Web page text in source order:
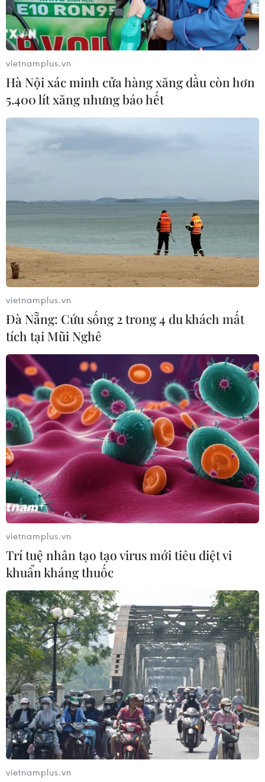
20/09/2023 08:31
Lương Tuấn Cường luôn mong muốn góp phần xây
dựng một cộng đồng những người khuyết tật sống có
ích, đóng góp giá trị ngày càng nhiều cho xã hội.
vietnamplus.vn
Hà Nội xác minh cửa hàng xăng dầu còn hơn
5.400 lít xăng nhưng báo hết
vietnamplus.vn
Đà Nẵng: Cứu sống 2 trong 4 du khách mất
tích tại Mũi Nghê
vietnamplus.vn
Trí tuệ nhân tạo tạo virus mới tiêu diệt vi
khuẩn kháng thuốc
vietnamplus.vn